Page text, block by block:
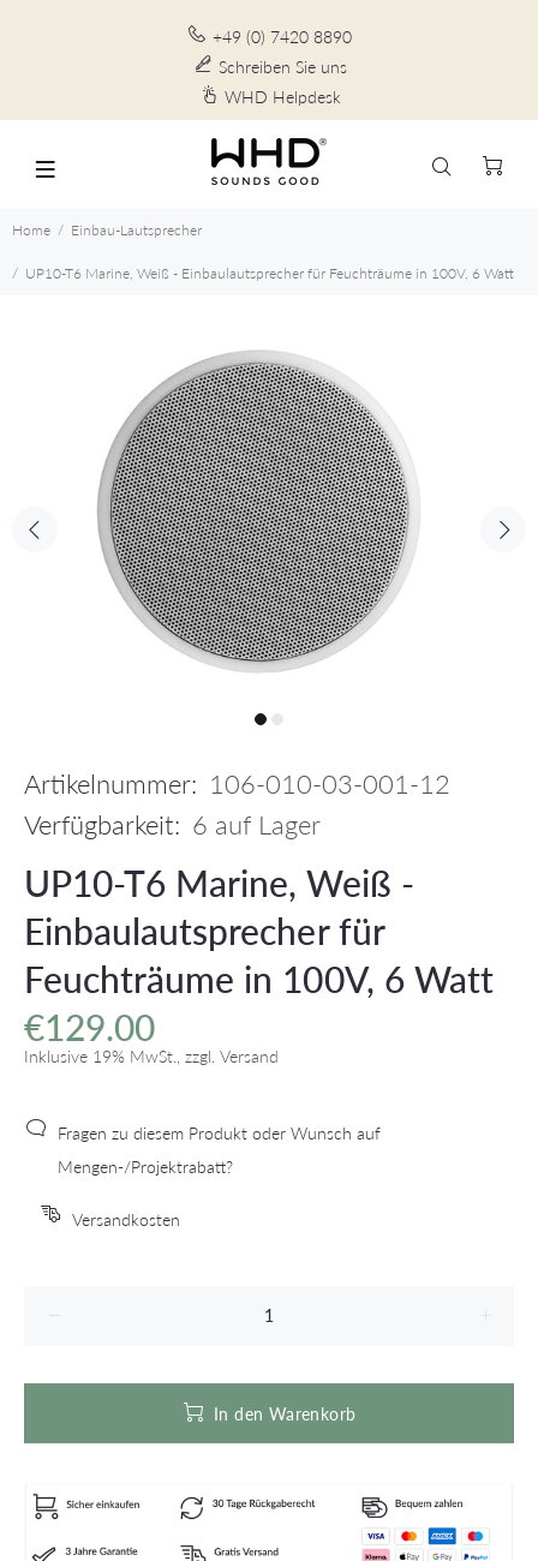
+49 (0) 7420 8890
Schreiben Sie uns
WHD Helpdesk
Home Einbau-Lautsprecher
UP10-T6 Marine, Weiß - Einbaulautsprecher für Feuchträume in 100V, 6 Watt
Artikelnummer: 106-010-03-001-12
Verfügbarkeit: 6 auf Lager
UP10-T6 Marine, Weiß -
Einbaulautsprecher für
Feuchträume in 100V, 6 Watt
€129.00
Inklusive 19% MwSt., zzgl. Versand
Fragen zu diesem Produkt oder Wunsch auf
Mengen-/Projektrabatt?
Versandkosten
In den Warenkorb